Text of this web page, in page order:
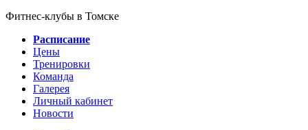
Фитнес-клубы в Томске
Расписание
Цены
Тренировки
Команда
Галерея
Личный кабинет
Новости